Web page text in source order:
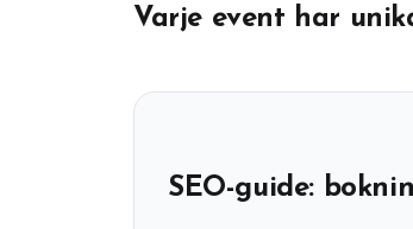
Varje event har
SEO-guide: